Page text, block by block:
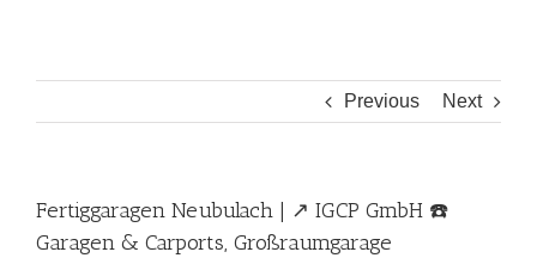
Previous Next
Fertiggaragen Neubulach | ↗️ IGCP GmbH ☎️
Garagen & Carports, Großraumgarage